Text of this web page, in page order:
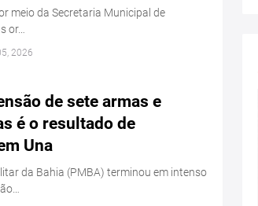
meio da Secretaria Municipal de
or…
2026
de sete armas e
é o resultado de
Una
da Bahia (PMBA) terminou em intenso